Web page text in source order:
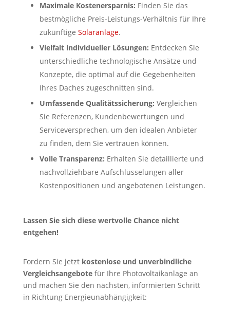
Maximale Kostenersparnis: Finden Sie das
bestmögliche Preis-Leistungs-Verhältnis für Ihre
zukünftige Solaranlage.
Vielfalt individueller Lösungen: Entdecken Sie
unterschiedliche technologische Ansätze und
Konzepte, die optimal auf die Gegebenheiten
Ihres Daches zugeschnitten sind.
Umfassende Qualitätssicherung: Vergleichen
Sie Referenzen, Kundenbewertungen und
Serviceversprechen, um den idealen Anbieter
zu finden, dem Sie vertrauen können.
Volle Transparenz: Erhalten Sie detaillierte und
nachvollziehbare Aufschlüsselungen aller
Kostenpositionen und angebotenen Leistungen.
Lassen Sie sich diese wertvolle Chance nicht
entgehen!
Fordern Sie jetzt kostenlose und unverbindliche
Vergleichsangebotefür Ihre Photovoltaikanlage an
und machen Sie den nächsten, informierten Schritt
in Richtung Energieunabhängigkeit: